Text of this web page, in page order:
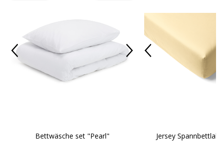
Bettwäsche set "Pearl" Jersey